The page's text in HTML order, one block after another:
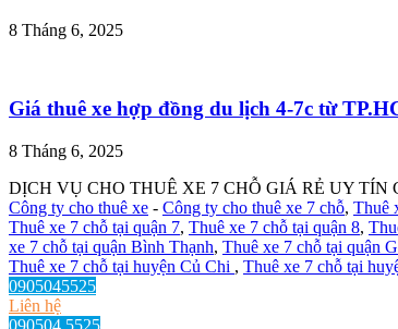
8 Tháng 6, 2025
Giá thuê xe hợp đồng du lịch 4-7c từ
8 Tháng 6, 2025
DỊCH VỤ CHO THUÊ XE 7 CHỖ GIÁ RẺ UY TÍN
Công ty cho thuê xe - Công ty cho thuê xe 7 chỗ, Thuê
Thuê xe 7 chỗ tại quận 7, Thuê xe 7 chỗ tại quận 8,
xe 7 chỗ tại quận Bình Thạnh, Thuê xe 7 chỗ tại quận
Thuê xe 7 chỗ tại huyện Củ Chi , Thuê xe 7 chỗ tại
0905045525
Liên hệ
090504 5525